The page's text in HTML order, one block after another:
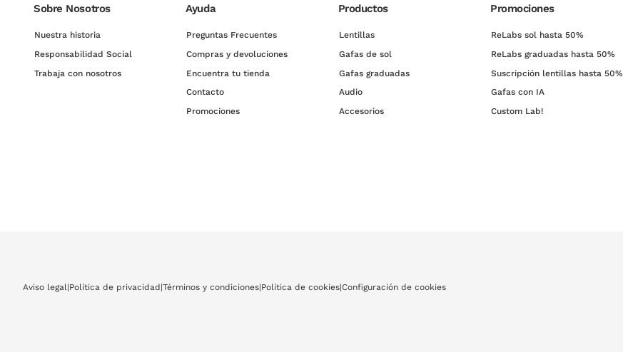
Sobre Nosotros
Nuestra historia
Responsabilidad Social
Trabaja con nosotros
Ayuda
Preguntas Frecuentes
Compras y devoluciones
Encuentra tu tienda
Contacto
Promociones
Productos
Lentillas
Gafas de sol
Gafas graduadas
Audio
Accesorios
Promociones
ReLabs sol hasta 50%
ReLabs graduadas hasta 50%
Suscripción lentillas hasta 50%
Gafas con IA
Custom Lab!
Aviso legal|Política de privacidad |Términos y condiciones|Política de cookies|Configuración de cookies